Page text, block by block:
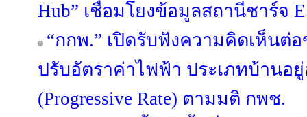
Hub” เชื่อมโยงข้อมูลสถานีชาร์จ
“กกพ.” เปิดรับฟังความคิดเห็นต่
ปรับอัตราค่าไฟฟ้า ประเภทบ้านอ
(Progressive Rate) ตามมติ กพช.